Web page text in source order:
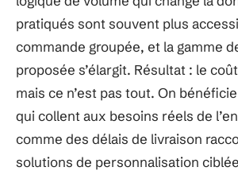
pratiqués sont souvent plus
commande groupée, et la gamme
proposée s’élargit. Résultat : le
mais ce n’est pas tout. On
qui collent aux besoins réels de
comme des délais de livraison
solutions de personnalisation